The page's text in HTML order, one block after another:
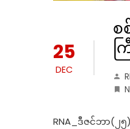
25
DEC
စ
က
RNA_ဒီဇင်ဘာ(၂၅